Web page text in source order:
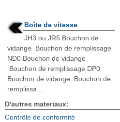
Boîte de vitesse
JH3 ou JR5 Bouchon de
vidange Bouchon de remplissage
ND0 Bouchon de vidange
Bouchon de remplissage DP0
Bouchon de vidange Bouchon de
remplissa ...
D'autres materiaux:
Contrôle de conformité